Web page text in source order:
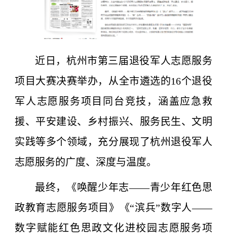
近日，杭州市第三届退役军人志愿服务
项目大赛决赛举办，从全市遴选的16个退役
军人志愿服务项目同台竞技，涵盖应急救
援、平安建设、乡村振兴、服务民生、文明
实践等多个领域，充分展现了杭州退役军人
志愿服务的广度、深度与温度。
最终，《唤醒少年志——青少年红色思
政教育志愿服务项目》《“滨兵”数字人——
数字赋能红色思政文化进校园志愿服务项